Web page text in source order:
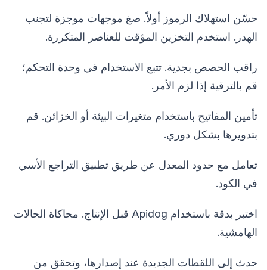
حسّن استهلاك الرموز أولاً. صغ موجهات موجزة لتجنب
الهدر. استخدم التخزين المؤقت للعناصر المتكررة.
راقب الحصص بجدية. تتبع الاستخدام في وحدة التحكم؛
قم بالترقية إذا لزم الأمر.
تأمين المفاتيح باستخدام متغيرات البيئة أو الخزائن. قم
بتدويرها بشكل دوري.
تعامل مع حدود المعدل عن طريق تطبيق التراجع الأسي
في الكود.
اختبر بدقة باستخدام Apidog قبل الإنتاج. محاكاة الحالات
الهامشية.
حدث إلى اللقطات الجديدة عند إصدارها، وتحقق من